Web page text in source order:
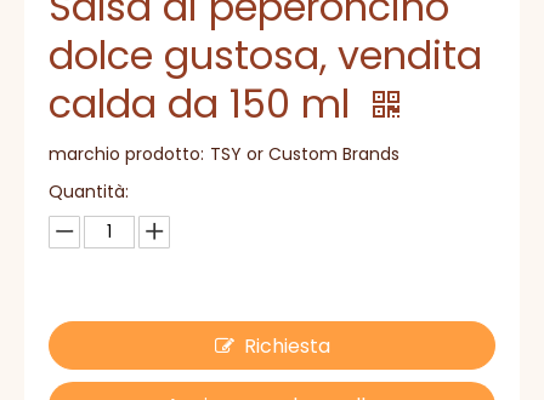
dolce gustosa, vendita
calda da 150 ml
marchio prodotto: TSY or Custom Brands
Quantità:
Richiesta